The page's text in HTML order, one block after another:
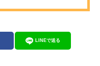
LINEで送る